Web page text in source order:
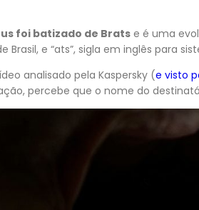
foi batizado de Brats e é uma
de Brasil, e “ats”, sigla em inglês para
analisado pela Kaspersky (e visto
percebe que o nome do